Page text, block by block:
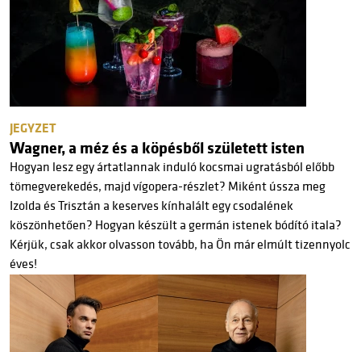
JEGYZET
Wagner, a méz és a köpésből született isten
Hogyan lesz egy ártatlannak induló kocsmai ugratásból előbb
tömegverekedés, majd vígopera-részlet? Miként ússza meg
Izolda és Trisztán a keserves kínhalált egy csodalének
köszönhetően? Hogyan készült a germán istenek bódító itala?
Kérjük, csak akkor olvasson tovább, ha Ön már elmúlt tizennyolc
éves!